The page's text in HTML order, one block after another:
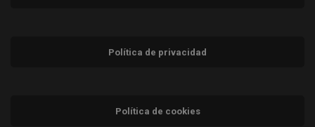
Política de privacidad
Política de cookies